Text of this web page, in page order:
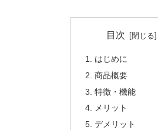
目次
はじめに
商品概要
特徴・機能
メリット
デメリット